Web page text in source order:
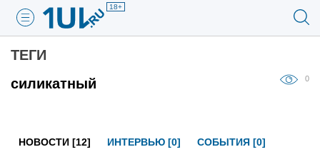
18+
ТЕГИ
силикатный
0
НОВОСТИ [12] ИНТЕРВЬЮ [0]
СОБЫТИЯ [0]